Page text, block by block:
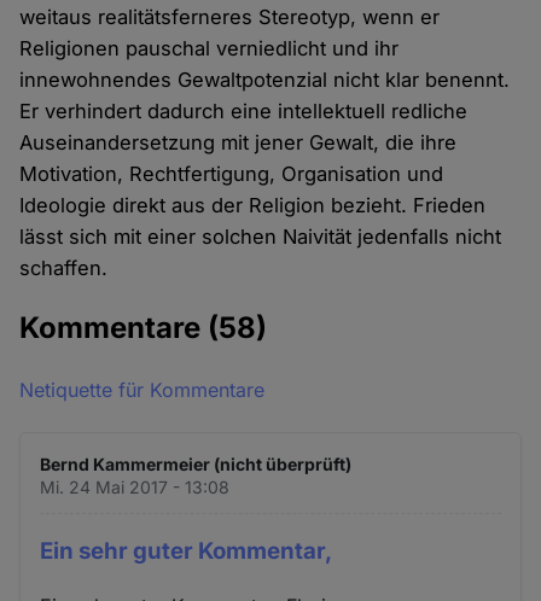
weitaus realitätsferneres Stereotyp, wenn er
Religionen pauschal verniedlicht und ihr
innewohnendes Gewaltpotenzial nicht klar benennt.
Er verhindert dadurch eine intellektuell redliche
Auseinandersetzung mit jener Gewalt, die ihre
Motivation, Rechtfertigung, Organisation und
Ideologie direkt aus der Religion bezieht. Frieden
lässt sich mit einer solchen Naivität jedenfalls nicht
schaffen.
Kommentare (58)
Netiquette für Kommentare
Bernd Kammermeier (nicht überprüft)
Mi. 24 Mai 2017 - 13:08
Ein sehr guter Kommentar,